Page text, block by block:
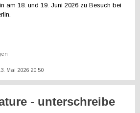
am 18. und 19. Juni 2026 zu Besuch bei
Mai 2026 20:50
- unterschreibe